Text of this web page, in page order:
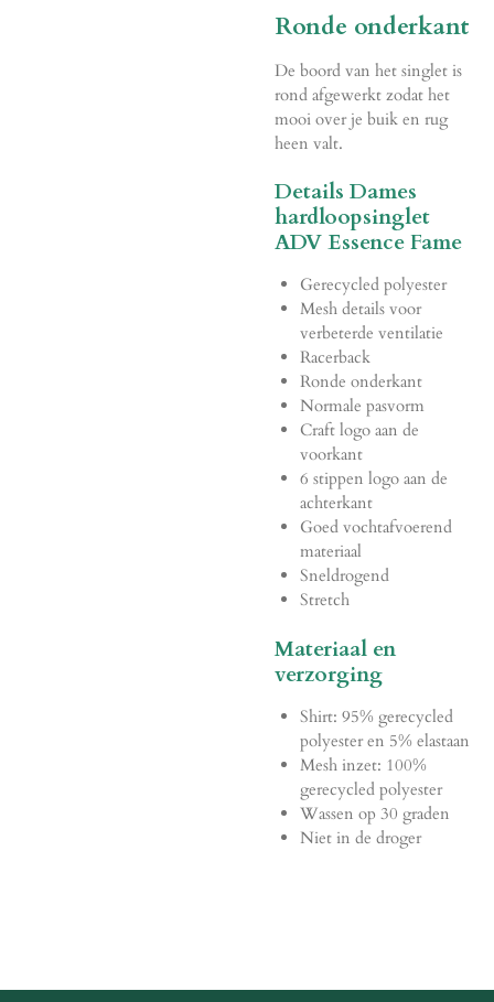
Ronde onderkant
De boord van het singlet is
rond afgewerkt zodat het
mooi over je buik en rug
heen valt.
Details Dames
hardloopsinglet
ADV Essence Fame
Gerecycled polyester
Mesh details voor
verbeterde ventilatie
Racerback
Ronde onderkant
Normale pasvorm
Craft logo aan de
voorkant
6 stippen logo aan de
achterkant
Goed vochtafvoerend
materiaal
Sneldrogend
Stretch
Materiaal en
verzorging
Shirt: 95% gerecycled
polyester en 5% elastaan
Mesh inzet: 100%
gerecycled polyester
Wassen op 30 graden
Niet in de droger